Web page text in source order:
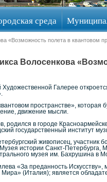
среда
«Возможность полета в квантовом
Волосенкова
Галерее
пространстве», которая
движение мысли.
родился в городе
государственный институт
живописец, участник
Музея истории Санкт-
музея им. Бахрушина
«За преданность
Мира» (Италия); является